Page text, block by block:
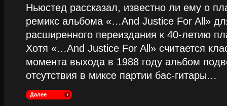
Ньюстед рассказал, известно ли ему о
ремикс альбома «…And Justice For All»
расширенного переиздания к 40-летию
Хотя «…And Justice For All» считается
момента выхода в 1988 году альбом
отсутствия в миксе партии бас-гитары…
Далее